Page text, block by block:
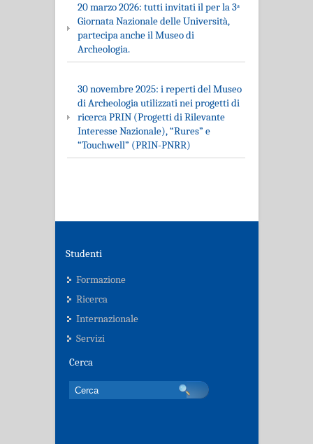
20 marzo 2026: tutti invitati il per la 3ᵃ
Giornata Nazionale delle Università,
partecipa anche il Museo di
Archeologia.
30 novembre 2025: i reperti del Museo
di Archeologia utilizzati nei progetti di
ricerca PRIN (Progetti di Rilevante
Interesse Nazionale), “Rures” e
“Touchwell” (PRIN-PNRR)
Studenti
Formazione
Ricerca
Internazionale
Servizi
Cerca